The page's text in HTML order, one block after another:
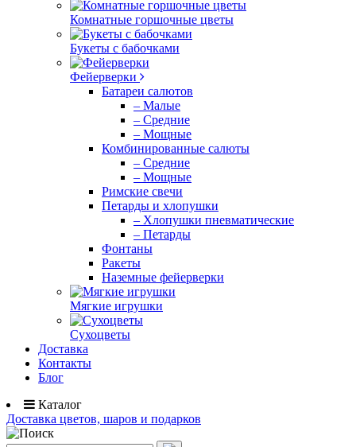
Комнатные горшочные цветы
Букеты с бабочками
Фейерверки
Батареи салютов
– Малые
– Средние
– Мощные
Комбинированные салюты
– Средние
– Мощные
Римские свечи
Петарды и хлопушки
– Хлопушки пневматические
– Петарды
Фонтаны
Ракеты
Наземные фейерверки
Мягкие игрушки
Сухоцветы
Доставка
Контакты
Блог
Каталог
Доставка цветов, шаров и подарков